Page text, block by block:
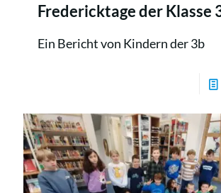
Fredericktage der Klasse
Ein Bericht von Kindern der 3b